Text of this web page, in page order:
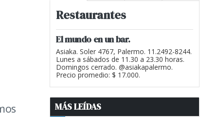
Restaurantes
El mundo en un bar.
Asiaka. Soler 4767, Palermo. 11.2492-8244.
Lunes a sábados de 11.30 a 23.30 horas.
Domingos cerrado. @asiakapalermo.
Precio promedio: $ 17.000.
MÁS LEÍDAS